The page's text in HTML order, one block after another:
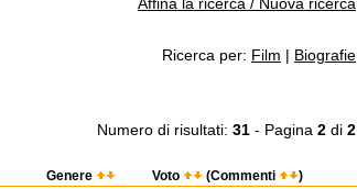
Ricerca per: Film | Biografie
Numero di risultati: 31 - Pagina 2 di 2
Genere Voto (Commenti )